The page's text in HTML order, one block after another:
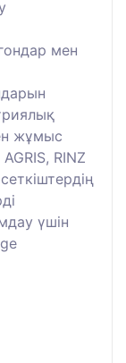
мен
жұмыс
RINZ
үшін